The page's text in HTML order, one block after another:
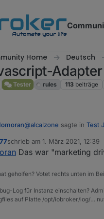
Home Deutsch
Adapter
Tester rules 113 beiträge
@alcalzone sagte in Test
wieder beim emotional
und was ist mit WIN10?
schrieb am 1. März 2021, 12:39
zuletzt editiert von
Das war "marketing
geholfen? Votet rechts unten im
Log für Instanz einschalten?
auf Platte /opt/iobroker/log/…